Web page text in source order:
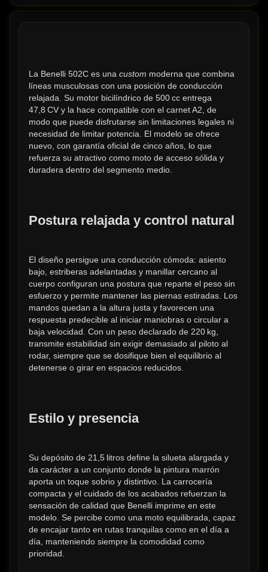
La Benelli 502C es una custom moderna que combina
líneas musculosas con una posición de conducción
relajada. Su motor bicilíndrico de 500 cc entrega
47,8 CV y la hace compatible con el carnet A2, de
modo que puede disfrutarse sin limitaciones legales ni
necesidad de limitar potencia. El modelo se ofrece
nuevo, con garantía oficial de cinco años, lo que
refuerza su atractivo como moto de acceso sólida y
duradera dentro del segmento medio.
Postura relajada y control natural
El diseño persigue una conducción cómoda: asiento
bajo, estriberas adelantadas y manillar cercano al
cuerpo configuran una postura que reparte el peso sin
esfuerzo y permite mantener las piernas estiradas. Los
mandos quedan a la altura justa y favorecen una
respuesta predecible al iniciar maniobras o circular a
baja velocidad. Con un peso declarado de 220 kg,
transmite estabilidad sin exigir demasiado al piloto al
rodar, siempre que se dosifique bien el equilibrio al
detenerse o girar en espacios reducidos.
Estilo y presencia
Su depósito de 21,5 litros define la silueta alargada y
da carácter a un conjunto donde la pintura marrón
aporta un toque sobrio y distintivo. La carrocería
compacta y el cuidado de los acabados refuerzan la
sensación de calidad que Benelli imprime en este
modelo. Se percibe como una moto equilibrada, capaz
de encajar tanto en rutas tranquilas como en el día a
día, manteniendo siempre la comodidad como
prioridad.